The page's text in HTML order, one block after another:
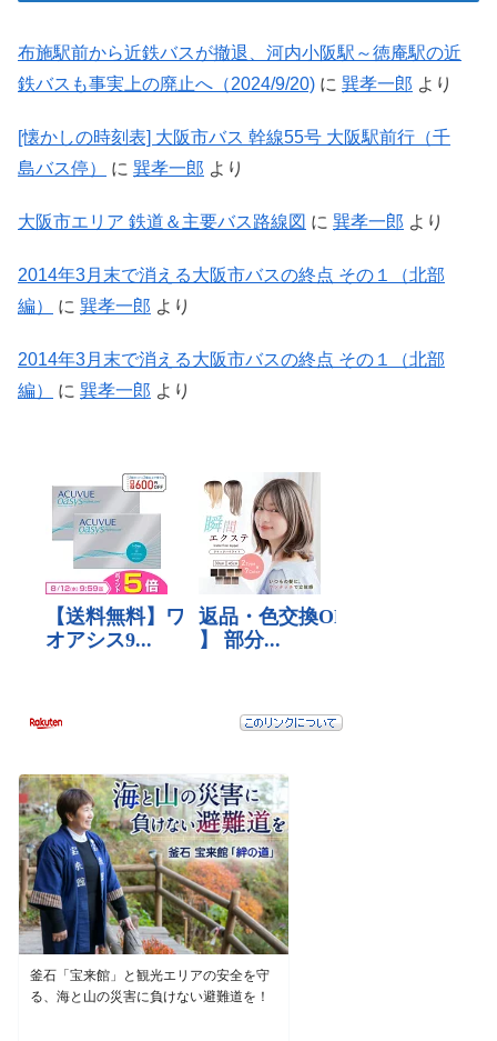
布施駅前から近鉄バスが撤退、河内小阪駅～徳庵駅の近
鉄バスも事実上の廃止へ（2024/9/20) に 巽孝一郎 より
[懐かしの時刻表] 大阪市バス 幹線55号 大阪駅前行（千
島バス停）
に 巽孝一郎 より
大阪市エリア 鉄道＆主要バス路線図 に 巽孝一郎 より
2014年3月末で消える大阪市バスの終点 その１（北部
編）
に 巽孝一郎 より
2014年3月末で消える大阪市バスの終点 その１（北部
編）
に 巽孝一郎 より